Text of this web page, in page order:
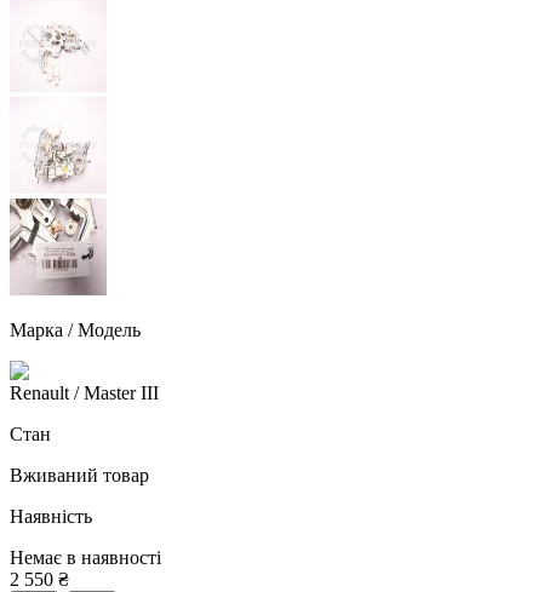
Марка / Модель
Renault / Master III
Стан
Вживаний товар
Наявність
Немає в наявності
2 550 ₴